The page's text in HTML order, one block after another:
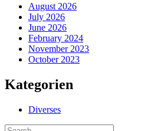
August 2026
July 2026
June 2026
February 2024
November 2023
October 2023
Kategorien
Diverses